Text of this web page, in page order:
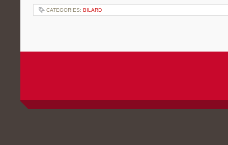
CATEGORIES: BILARD